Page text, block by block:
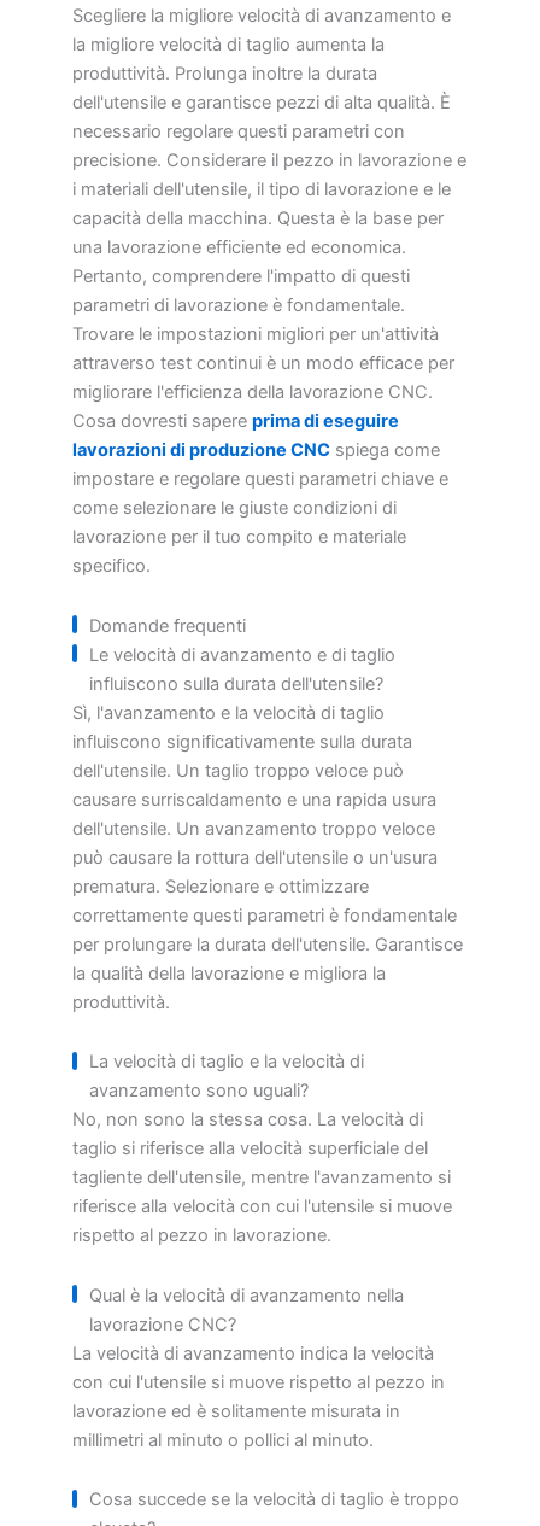
Scegliere la migliore velocità di avanzamento e
la migliore velocità di taglio aumenta la
produttività. Prolunga inoltre la durata
dell'utensile e garantisce pezzi di alta qualità. È
necessario regolare questi parametri con
precisione. Considerare il pezzo in lavorazione e
i materiali dell'utensile, il tipo di lavorazione e le
capacità della macchina. Questa è la base per
una lavorazione efficiente ed economica.
Pertanto, comprendere l'impatto di questi
parametri di lavorazione è fondamentale.
Trovare le impostazioni migliori per un'attività
attraverso test continui è un modo efficace per
migliorare l'efficienza della lavorazione CNC.
Cosa dovresti sapere prima di eseguire
lavorazioni di produzione CNC spiega come
impostare e regolare questi parametri chiave e
come selezionare le giuste condizioni di
lavorazione per il tuo compito e materiale
specifico.
Domande frequenti
Le velocità di avanzamento e di taglio
influiscono sulla durata dell'utensile?
Sì, l'avanzamento e la velocità di taglio
influiscono significativamente sulla durata
dell'utensile. Un taglio troppo veloce può
causare surriscaldamento e una rapida usura
dell'utensile. Un avanzamento troppo veloce
può causare la rottura dell'utensile o un'usura
prematura. Selezionare e ottimizzare
correttamente questi parametri è fondamentale
per prolungare la durata dell'utensile. Garantisce
la qualità della lavorazione e migliora la
produttività.
La velocità di taglio e la velocità di
avanzamento sono uguali?
No, non sono la stessa cosa. La velocità di
taglio si riferisce alla velocità superficiale del
tagliente dell'utensile, mentre l'avanzamento si
riferisce alla velocità con cui l'utensile si muove
rispetto al pezzo in lavorazione.
Qual è la velocità di avanzamento nella
lavorazione CNC?
La velocità di avanzamento indica la velocità
con cui l'utensile si muove rispetto al pezzo in
lavorazione ed è solitamente misurata in
millimetri al minuto o pollici al minuto.
Cosa succede se la velocità di taglio è troppo